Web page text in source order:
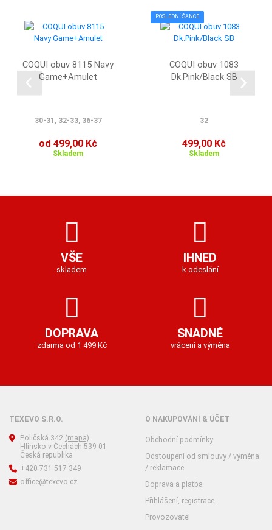
COQUI obuv 8115 Navy
Game+Amulet
30-31, 32-33, 36-37
od 499,00 Kč
Skladem
POSLEDNÍ ŠANCE
COQUI obuv 1083
Dk.Pink/Black SB
32
499,00 Kč
Skladem
VŠE
skladem
IHNED
k odeslání
DOPRAVA
zdarma od 1 499 Kč
SNADNÉ
vrácení a výměna
TEXEVO S.R.O.
Poličská 342 (mapa)
Hlinsko v Čechách 539 01
Česká republika
+420 731 517 349
office@texevo.cz
O NAKUPOVÁNÍ & ÚČET
Obchodní podmínky
Odstoupení od smlouvy / výměna
/ reklamace
Doprava a platba
Přihlášení, registrace
Provozovatel